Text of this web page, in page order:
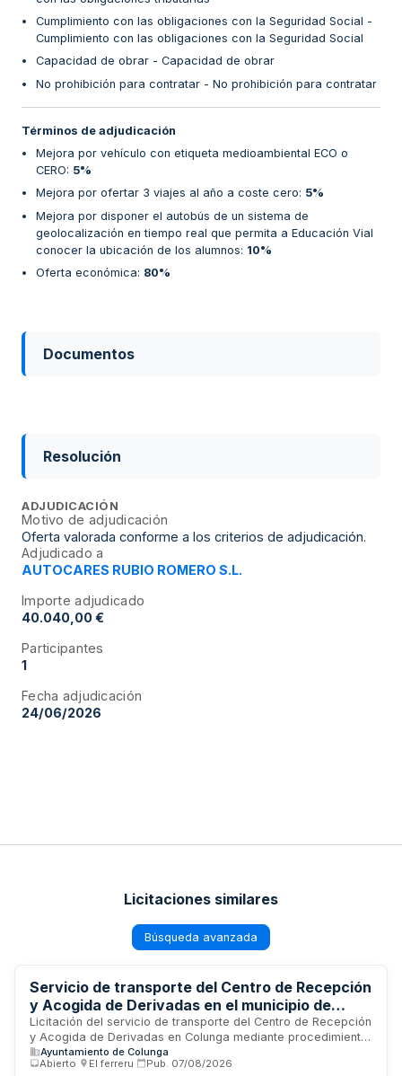
Cumplimiento con las obligaciones con la Seguridad Social -
Cumplimiento con las obligaciones con la Seguridad Social
Capacidad de obrar - Capacidad de obrar
No prohibición para contratar - No prohibición para contratar
Términos de adjudicación
Mejora por vehículo con etiqueta medioambiental ECO o
CERO: 5%
Mejora por ofertar 3 viajes al año a coste cero: 5%
Mejora por disponer el autobús de un sistema de
geolocalización en tiempo real que permita a Educación Vial
conocer la ubicación de los alumnos: 10%
Oferta económica: 80%
Documentos
Resolución
ADJUDICACIÓN
Motivo de adjudicación
Oferta valorada conforme a los criterios de adjudicación.
Adjudicado a
AUTOCARES RUBIO ROMERO S.L.
Importe adjudicado
40.040,00 €
Participantes
1
Fecha adjudicación
24/06/2026
Licitaciones similares
Búsqueda avanzada
Servicio de transporte del Centro de Recepción
y Acogida de Derivadas en el municipio de
Colunga
Licitación del servicio de transporte del Centro de Recepción
y Acogida de Derivadas en Colunga mediante procedimiento
abierto. El Ayuntamiento contrata la prestación de servicios
de transporte no regular de pasajeros, incluyendo la
Ayuntamiento de Colunga
Abierto
El ferreru Pub. 07/08/2026